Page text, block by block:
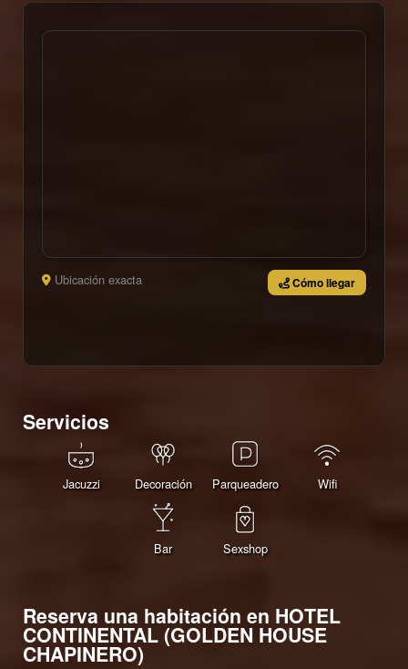
Ubicación exacta Cómo llegar
Servicios
Jacuzzi Decoración Parqueadero Wifi
Bar Sexshop
Reserva una habitación en HOTEL
CONTINENTAL (GOLDEN HOUSE
CHAPINERO)